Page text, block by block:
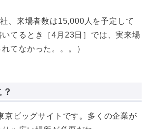
、来場者数は15,000人を予定して
いてるとき［4月23日］では、実来場
てなかった。。。）
京ビッグサイトです。多くの企業が